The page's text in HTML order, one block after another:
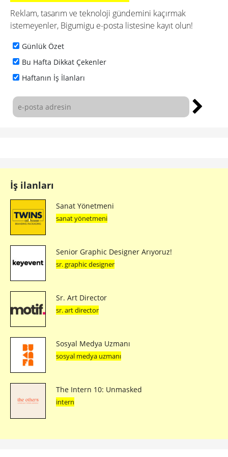
Reklam, tasarım ve teknoloji gündemini kaçırmak
istemeyenler, Bigumigu e-posta listesine kayıt olun!
Günlük Özet
Bu Hafta Dikkat Çekenler
Haftanın İş İlanları
İş ilanları
Sanat Yönetmeni
sanat yönetmeni
Senior Graphic Designer Arıyoruz!
sr. graphic designer
Sr. Art Director
sr. art director
Sosyal Medya Uzmanı
sosyal medya uzmanı
The Intern 10: Unmasked
intern